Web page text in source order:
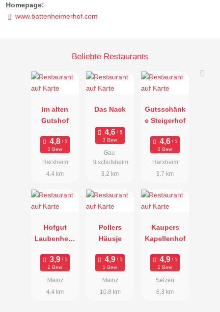
Homepage:
www.battenheimerhof.com
Beliebte Restaurants
Im alten
Gutshof
3 Bew.
Harxheim
4.4 km
Das Nack
3 Bew.
Gau-
Bischofsheim
3.2 km
Gutsschänk
e Steigerhof
3 Bew.
Harxheim
3.7 km
Hofgut
Laubenheim
2 Bew.
Mainz
4.4 km
Pollers
Häusje
1 Bew.
Mainz
10.8 km
Kaupers
Kapellenhof
2 Bew.
Selzen
8.3 km